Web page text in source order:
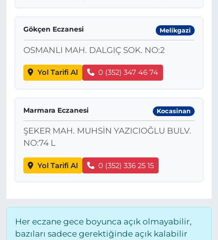
Gökçen Eczanesi Melikgazi
OSMANLI MAH. DALGIÇ SOK. NO:2
Yol Tarifi Al 0 (352) 347 46 74
Marmara Eczanesi Kocasinan
ŞEKER MAH. MUHSİN YAZICIOĞLU BULV.
NO:74 L
Yol Tarifi Al 0 (352) 336 25 15
Her eczane gece boyunca açık olmayabilir,
bazıları sadece gerektiğinde açık kalabilir